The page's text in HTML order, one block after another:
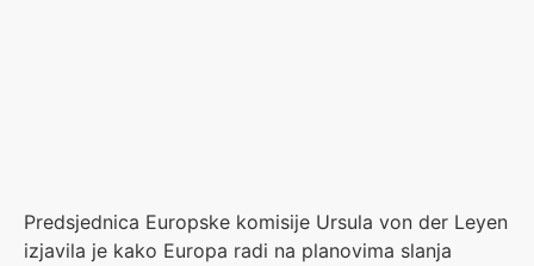
Predsjednica Europske komisije Ursula von der Leyen
izjavila je kako Europa radi na planovima slanja